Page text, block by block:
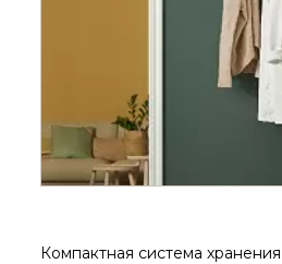
Компактная система